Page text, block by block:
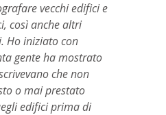
vecchi edifici e
così anche altri
Ho iniziato con
gente ha mostrato
che non
o mai prestato
edifici prima di